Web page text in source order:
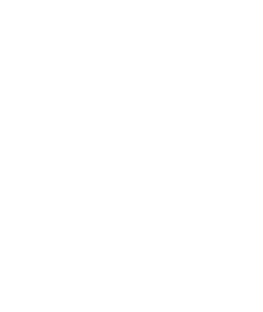
Manassero,